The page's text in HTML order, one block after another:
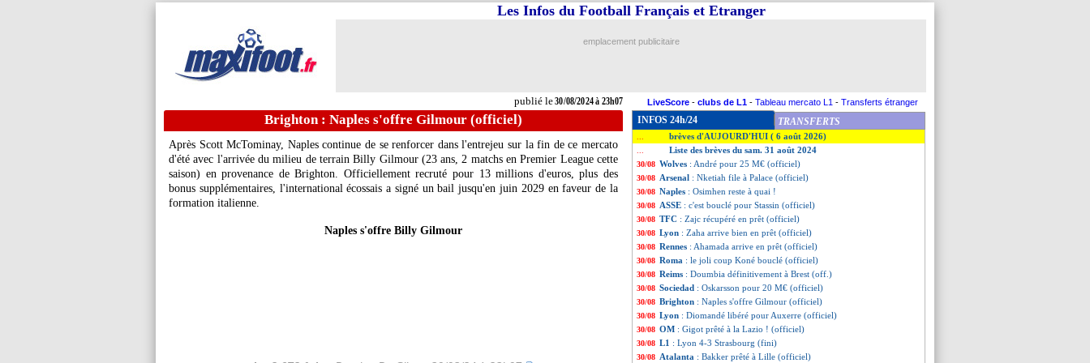
publié le30/08/2024 à 23h07
Les Infos du Football Français et Etranger
emplacement publicitaire
LiveScore - clubs de L1 - Tableau mercato L1 - Transferts étranger
Brighton : Naples s'offre Gilmour (officiel)
Après Scott McTominay, Naples continue de se renforcer dans l'entrejeu sur la fin de ce mercato
d'été avec l'arrivée du milieu de terrain Billy Gilmour(23 ans, 2 matchs en Premier League cette
saison) en provenance de Brighton. Officiellement recruté pour 13 millions d'euros, plus des
bonus supplémentaires, l'international écossais a signé un bail jusqu'en juin 2029 en faveur de la
formation italienne.
Naples s'offre Billy Gilmour
INFOS 24h/24 TRANSFERTS
brèves d'AUJOURD'HUI ( 6 août 2026)
Liste des brèves du sam. 31 août 2024
30/08 Wolves : André pour 25 M€ (officiel)
30/08 Arsenal : Nketiah file à Palace (officiel)
30/08 Naples : Osimhen reste à quai !
30/08 ASSE : c'est bouclé pour Stassin (officiel)
30/08 TFC : Zajc récupéré en prêt (officiel)
30/08 Lyon : Zaha arrive bien en prêt (officiel)
30/08 Rennes : Ahamada arrive en prêt (officiel)
30/08 Roma : le joli coup Koné bouclé (officiel)
30/08 Reims : Doumbia définitivement à Brest (off.)
30/08 Sociedad : Oskarsson pour 20 M€ (officiel)
30/08 Brighton : Naples s'offre Gilmour (officiel)
30/08 Lyon : Diomandé libéré pour Auxerre (officiel)
30/08 OM : Gigot prêté à la Lazio ! (officiel)
30/08 L1 : Lyon 4-3 Strasbourg (fini)
30/08 Atalanta : Bakker prêté à Lille (officiel)